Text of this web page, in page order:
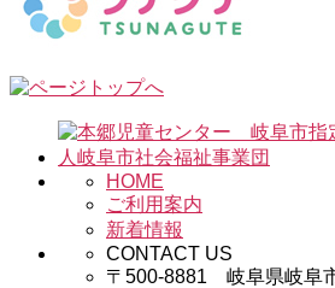
HOME
ご利用案内
新着情報
CONTACT US
〒500-8881 岐阜県岐阜